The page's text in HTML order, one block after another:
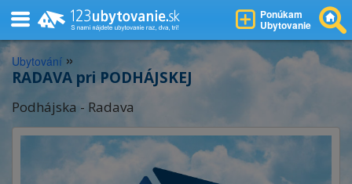
Ponúkam
Ubytovanie
Ubytování »
RADAVA pri PODHÁJSKEJ
Podhájska - Radava